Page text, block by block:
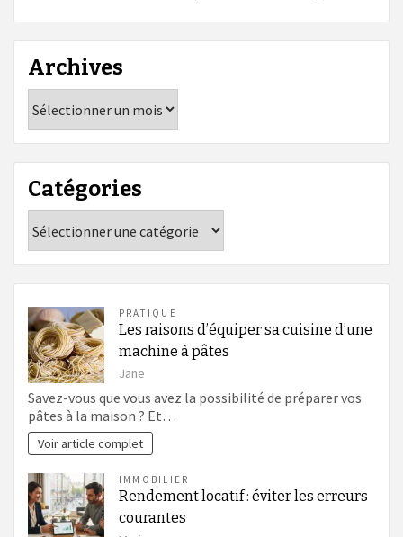
Archives
Catégories
PRATIQUE
Les raisons d’équiper sa cuisine d’une
machine à pâtes
Jane
Savez-vous que vous avez la possibilité de préparer vos
pâtes à la maison ? Et…
Voir article complet
IMMOBILIER
Rendement locatif : éviter les erreurs
courantes